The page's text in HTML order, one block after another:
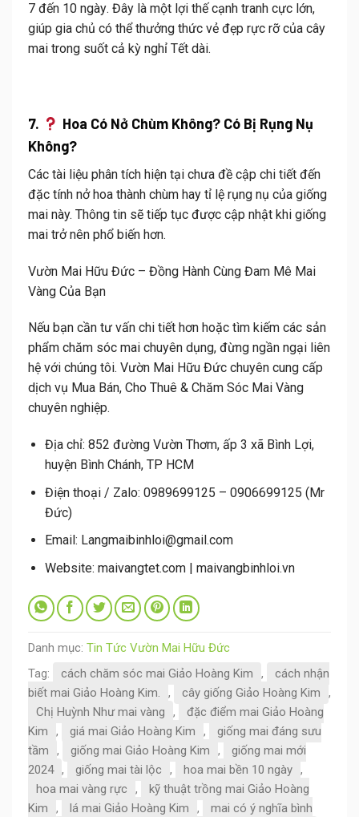
7 đến 10 ngày. Đây là một lợi thế cạnh tranh cực lớn,
giúp gia chủ có thể thưởng thức vẻ đẹp rực rỡ của cây
mai trong suốt cả kỳ nghỉ Tết dài.
7.
Hoa Có Nở Chùm Không? Có Bị Rụng Nụ
Không?
Các tài liệu phân tích hiện tại chưa đề cập chi tiết đến
đặc tính nở hoa thành chùm hay tỉ lệ rụng nụ của giống
mai này. Thông tin sẽ tiếp tục được cập nhật khi giống
mai trở nên phổ biến hơn.
Vườn Mai Hữu Đức – Đồng Hành Cùng Đam Mê Mai
Vàng Của Bạn
Nếu bạn cần tư vấn chi tiết hơn hoặc tìm kiếm các sản
phẩm chăm sóc mai chuyên dụng, đừng ngần ngại liên
hệ với chúng tôi. Vườn Mai Hữu Đức chuyên cung cấp
dịch vụ Mua Bán, Cho Thuê & Chăm Sóc Mai Vàng
chuyên nghiệp.
Địa chỉ: 852 đường Vườn Thơm, ấp 3 xã Bình Lợi,
huyện Bình Chánh, TP HCM
Điện thoại / Zalo: 0989699125 – 0906699125 (Mr
Đức)
Email: Langmaibinhloi@gmail.com
Website: maivangtet.com | maivangbinhloi.vn
Danh mục: Tin Tức Vườn Mai Hữu Đức
Tag:
cách chăm sóc mai Giảo Hoàng Kim ,
cách nhận
biết mai Giảo Hoàng Kim.
, cây giống Giảo Hoàng Kim
,
Chị Huỳnh Như mai vàng
,
đặc điểm mai Giảo Hoàng
Kim
, giá mai Giảo Hoàng Kim ,
giống mai đáng sưu
tầm
, giống mai Giảo Hoàng Kim ,
giống mai mới
2024 , giống mai tài lộc , hoa mai bền 10 ngày ,
hoa mai vàng rực
,
kỹ thuật trồng mai Giảo Hoàng
Kim
, lá mai Giảo Hoàng Kim ,
mai có ý nghĩa bình